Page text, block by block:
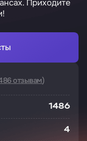
Приходите
отзывам)
1486
4